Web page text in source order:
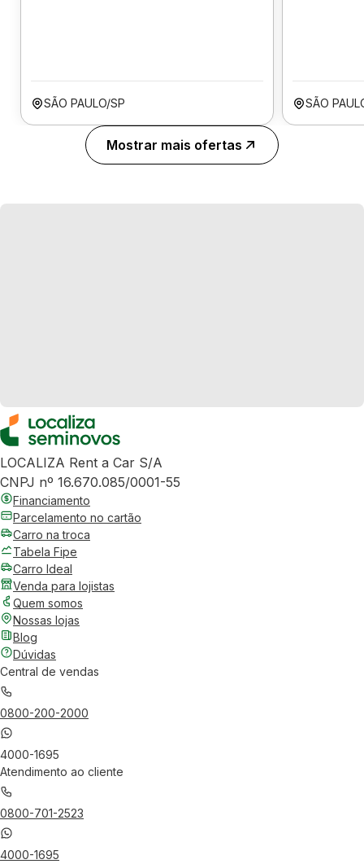
SÃO PAULO/SP SÃO
Mostrar mais ofertas
LOCALIZA Rent a Car S/A
CNPJ nº 16.670.085/0001-55
Financiamento
Parcelamento no cartão
Carro na troca
Tabela Fipe
Carro Ideal
Venda para lojistas
Quem somos
Nossas lojas
Blog
Dúvidas
Central de vendas
0800-200-2000
4000-1695
Atendimento ao cliente
0800-701-2523
4000-1695